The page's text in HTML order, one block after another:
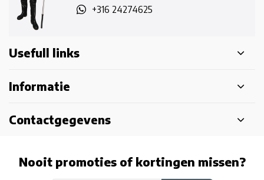
+316 24274625
Usefull links
Informatie
Contactgegevens
Nooit promoties of kortingen missen?